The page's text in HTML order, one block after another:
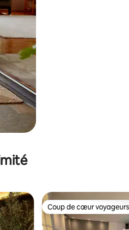
Coup de cœur voyageurs
Coup de cœur voyageurs